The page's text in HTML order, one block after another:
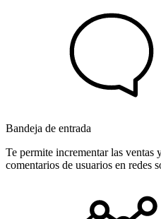
Bandeja de entrada
Te permite incrementar las ventas
comentarios de usuarios en redes